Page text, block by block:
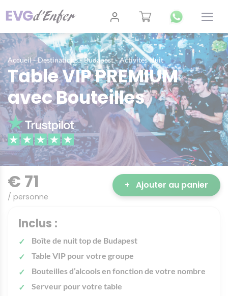
Accueil-Destinations-Budapest-Activités Nuit
Table VIP PREMIUM
avec Bouteilles
€ 71
/ personne
+ Ajouter au panier
Inclus :
Boîte de nuit top de Budapest
Table VIP pour votre groupe
Bouteilles d’alcools en fonction de votre nombre
Serveur pour votre table